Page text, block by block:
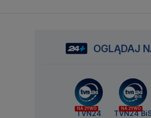
OGLĄDAJ
NA ŻYWO
TVN24
NA ŻYWO
TVN24